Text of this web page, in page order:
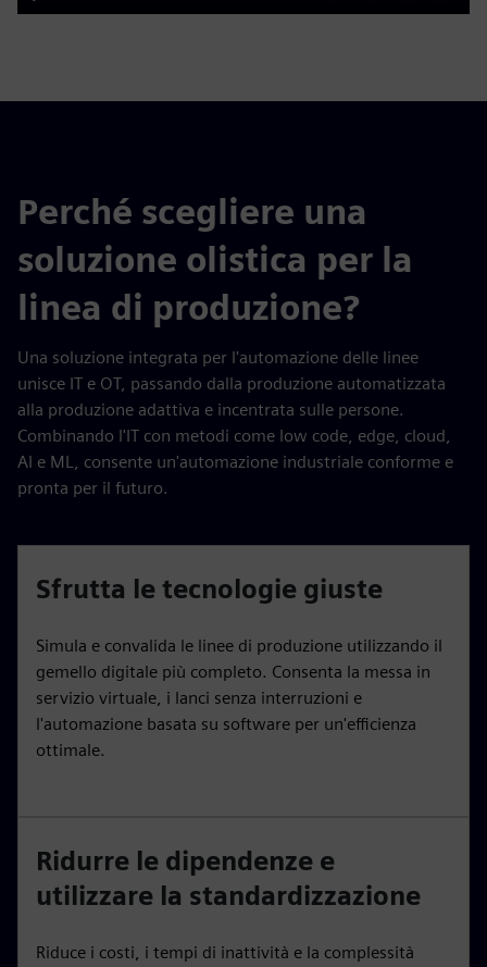
Play Mute
EnableSettings
PIP
Enter
Perché scegliere una
soluzione olistica per la
linea di produzione?
Una soluzione integrata per l'automazione delle linee
unisce IT e OT, passando dalla produzione automatizzata
alla produzione adattiva e incentrata sulle persone.
Combinando l'IT con metodi come low code, edge, cloud,
AI e ML, consente un'automazione industriale conforme e
pronta per il futuro.
Sfrutta le tecnologie giuste
Simula e convalida le linee di produzione utilizzando il
gemello digitale più completo. Consenta la messa in
servizio virtuale, i lanci senza interruzioni e
l'automazione basata su software per un'efficienza
ottimale.
Ridurre le dipendenze e
utilizzare la standardizzazione
Riduce i costi, i tempi di inattività e la complessità